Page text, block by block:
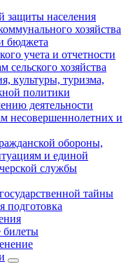
защиты населения
хозяйства
бюджета
учета и отчетности
сельского хозяйства
культуры, туризма,
политики
деятельности
несовершеннолетних и
обороны,
и единой
службы
тайны
подготовка